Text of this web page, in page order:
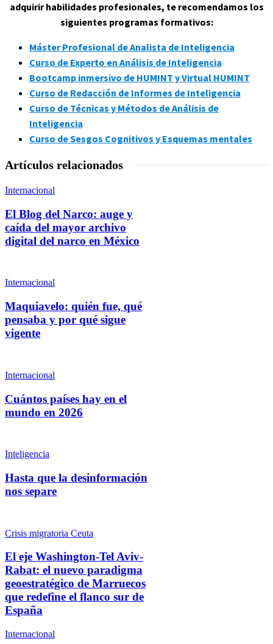
adquirir habilidades profesionales, te recomendamos los
siguientes programas formativos:
Máster Profesional de Analista de Inteligencia
Curso de Experto en Análisis de Inteligencia
Bootcamp inmersivo de HUMINT y Virtual HUMINT
Curso de Redacción de Informes de Inteligencia
Curso de Técnicas y Métodos de Análisis de
Inteligencia
Curso de Sesgos Cognitivos y Esquemas mentales
Artículos relacionados
Internacional
El Blog del Narco: auge y
caída del mayor archivo
digital del narco en México
Internacional
Maquiavelo: quién fue, qué
pensaba y por qué sigue
vigente
Internacional
Cuántos países hay en el
mundo en 2026
Inteligencia
Hasta que la desinformación
nos separe
Crisis migratoria Ceuta
El eje Washington-Tel Aviv-
Rabat: el nuevo paradigma
geoestratégico de Marruecos
que redefine el flanco sur de
España
Internacional